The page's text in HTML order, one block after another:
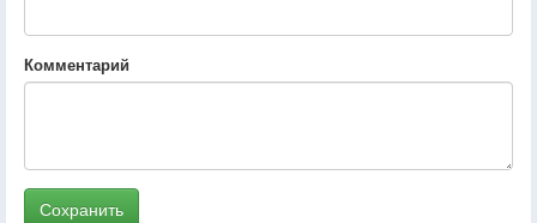
Комментарий
Сохранить